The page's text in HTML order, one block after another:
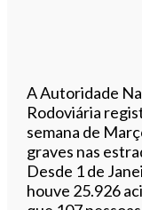
A Autoridade
Rodoviária
semana de
graves nas
Desde 1 de
houve 25.926